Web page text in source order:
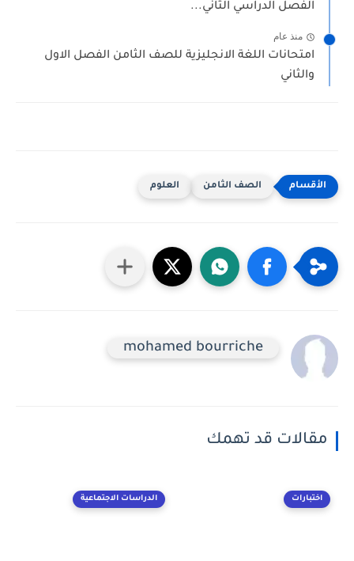
الفصل الدراسي الثاني...
منذ عام
امتحانات اللغة الانجليزية للصف الثامن الفصل الاول
والثاني
الصف الثامن العلوم
mohamed bourriche
مقالات قد تهمك
اختبارات الدراسات الاجتماعية